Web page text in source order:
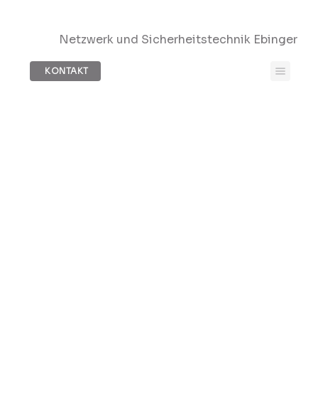
Netzwerk und Sicherheitstechnik Ebinger
KONTAKT